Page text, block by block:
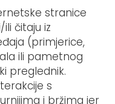
stranice
čitaju iz
(primjerice,
ili pametnog
preglednik.
s
i bržima jer